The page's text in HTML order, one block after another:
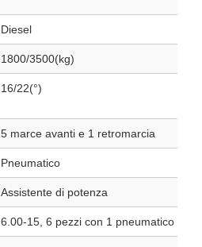
Diesel
1800/3500(kg)
16/22(°)
5 marce avanti e 1 retromarcia
Pneumatico
Assistente di potenza
6.00-15, 6 pezzi con 1 pneumatico di